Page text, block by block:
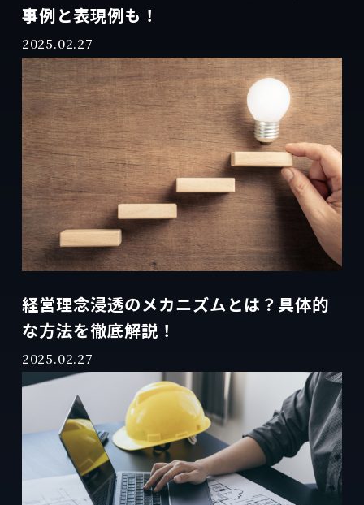
事例と表現例も！
2025.02.27
経営理念浸透のメカニズムとは？具体的
な方法を徹底解説！
2025.02.27